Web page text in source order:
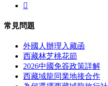

常見問題
外國人辦理入藏函
西藏林芝桃花節
2026中國免簽政策詳解
西藏域龍同業地接合作